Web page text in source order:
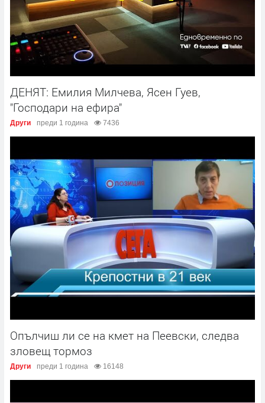
ДЕНЯТ: Емилия Милчева, Ясен Гуев,
"Господари на ефира"
Други преди 1 година 7436
Опълчиш ли се на кмет на Пеевски, следва
зловещ тормоз
Други преди 1 година 16148